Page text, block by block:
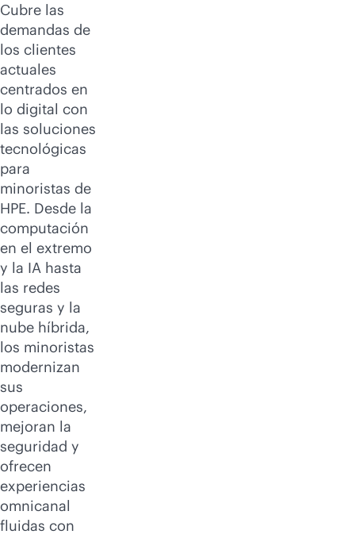
Cubre las
demandas de
los clientes
actuales
centrados en
lo digital con
las soluciones
tecnológicas
para
minoristas de
HPE. Desde la
computación
en el extremo
y la IA hasta
las redes
seguras y la
nube híbrida,
los minoristas
modernizan
sus
operaciones,
mejoran la
seguridad y
ofrecen
experiencias
omnicanal
fluidas con